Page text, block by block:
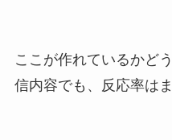
ここが作れているかど
信内容でも、反応率は